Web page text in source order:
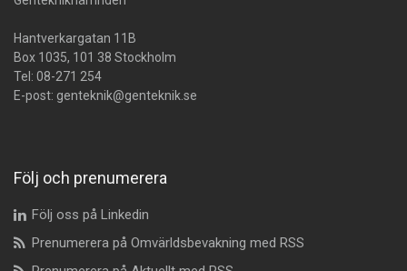
Hantverkargatan 11B
Box 1035, 101 38 Stockholm
Tel: 08-271 254
E-post: genteknik@genteknik.se
Följ och prenumerera
Följ oss på Linkedin
Prenumerera på Omvärldsbevakning med RSS